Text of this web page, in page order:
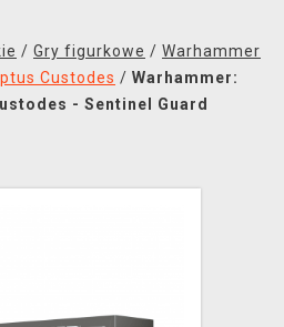
/ Gry figurkowe / Warhammer
Custodes / Warhammer:
- Sentinel Guard